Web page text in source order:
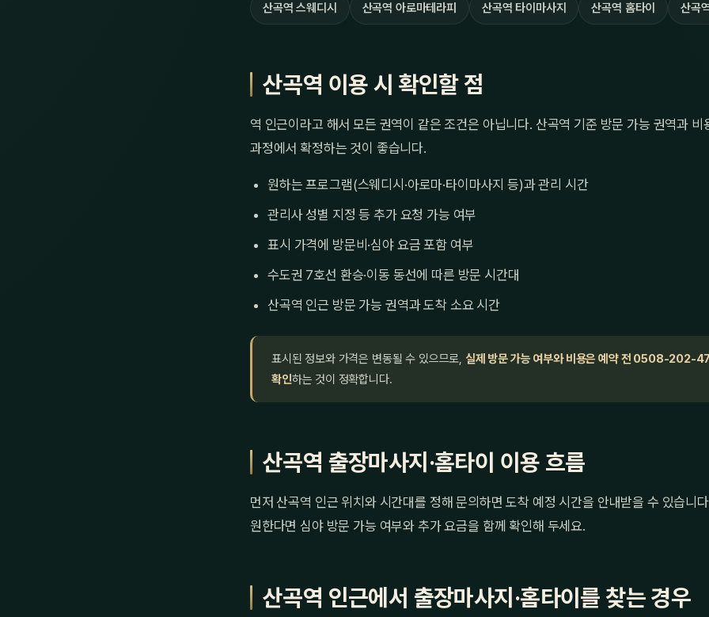
산곡역 스웨디시 산곡역 아로마테라피 산곡역 타이마사지 산곡역 홈타이 산곡
산곡역 이용 시 확인할 점
역 인근이라고 해서 모든 권역이 같은 조건은 아닙니다. 산곡역 기준 방문 가능 권역과 비
과정에서 확정하는 것이 좋습니다.
원하는 프로그램(스웨디시·아로마·타이마사지 등)과 관리 시간
관리사 성별 지정 등 추가 요청 가능 여부
표시 가격에 방문비·심야 요금 포함 여부
수도권 7호선 환승·이동 동선에 따른 방문 시간대
산곡역 인근 방문 가능 권역과 도착 소요 시간
표시된 정보와 가격은 변동될 수 있으므로, 실제 방문 가능 여부와 비용은 예약 전 0508-202-
확인하는 것이 정확합니다.
산곡역 출장마사지·홈타이 이용 흐름
먼저 산곡역 인근 위치와 시간대를 정해 문의하면 도착 예정 시간을 안내받을 수 있습니
원한다면 심야 방문 가능 여부와 추가 요금을 함께 확인해 두세요.
산곡역 인근에서 출장마사지·홈타이를 찾는 경우